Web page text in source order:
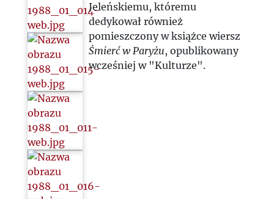
Jeleńskiemu, któremu
dedykował również
pomieszczony w książce wiersz
Śmierć w Paryżu, opublikowany
wcześniej w "Kulturze".